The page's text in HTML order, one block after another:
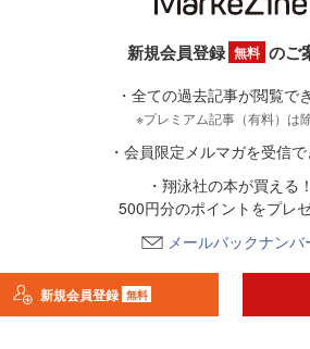
新規会員登録 無料 のご
・全ての過去記事が閲覧で
※プレミアム記事（有料）は
・会員限定メルマガを受信
・翔泳社の本が買える！
500円分のポイントをプレ
メールバックナンバ
新規会員登録 無料